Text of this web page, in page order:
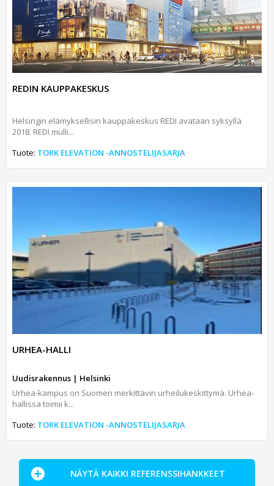
REDIN KAUPPAKESKUS
Helsingin elämyksellisin kauppakeskus REDI avataan syksyllä
2018. REDI mulli...
Tuote: TORK ELEVATION -ANNOSTELIJASARJA
URHEA-HALLI
Uudisrakennus | Helsinki
Urhea-kampus on Suomen merkittävin urheilukeskittymä. Urhea-
hallissa toimii k...
Tuote: TORK ELEVATION -ANNOSTELIJASARJA
NÄYTÄ KAIKKI REFERENSSIHANKKEET